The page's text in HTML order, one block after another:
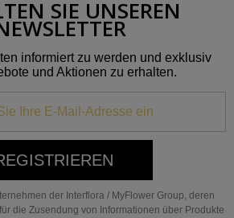
SIE UNSEREN
informiert zu werden und exklusiv
und Aktionen zu erhalten.
der Interflora / MyFlower Group, deren
die Zusendung von Informationen über Produkte